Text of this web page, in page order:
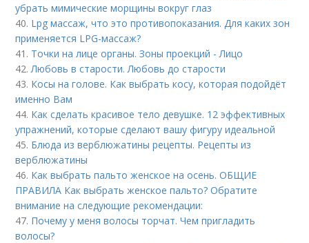
убрать мимические морщины вокруг глаз
40. Lpg массаж, что это противопоказания. Для каких зон
применяется LPG-массаж?
41. Точки на лице органы. Зоны проекций - Лицо
42. Любовь в старости. Любовь до старости
43. Косы на голове. Как выбрать косу, которая подойдёт
именно Вам
44. Как сделать красивое тело девушке. 12 эффективных
упражнений, которые сделают вашу фигуру идеальной
45. Блюда из верблюжатины рецепты. Рецепты из
верблюжатины
46. Как выбрать пальто женское на осень. ОБЩИЕ
ПРАВИЛА Как выбрать женское пальто? Обратите
внимание на следующие рекомендации:
47. Почему у меня волосы торчат. Чем пригладить
волосы?